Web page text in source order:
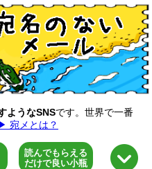
ようなSNSです。世界で一番
宛メとは？
読んでもらえる
だけで良い小瓶